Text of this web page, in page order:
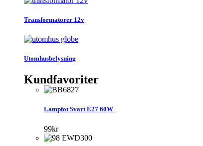
Transformatorer 12v
Utomhusbelysning
Kundfavoriter
Lampfot Svart E27 60W
99kr